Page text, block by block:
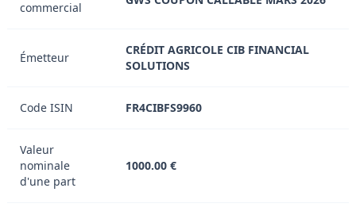
commercial
Émetteur
CRÉDIT AGRICOLE CIB FINANCIAL
SOLUTIONS
Code ISIN FR4CIBFS9960
Valeur
nominale
d'une part
1000.00 €